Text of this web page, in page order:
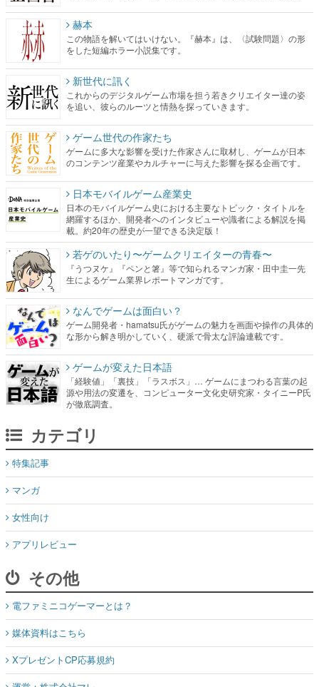
赫本
この物語を解いてはいけない。『赫本』は、〈試験問題〉の形
をした短編ホラー小説集です。
新世代に訊く
これからのデジタルゲーム市場を担う若きクリエイター達の姿
を追い、彼らのルーツと情熱を探っていきます。
ゲーム世代の作家たち
ゲームに多大な影響を受けた作家さんに取材し、ゲームが日本
のコンテンツ産業やカルチャーに与えた影響を探る企画です。
日本モバイルゲーム産業史
日本のモバイルゲーム史における主要なトピック・タイトルを
網羅するほか、開発者へのインタビューや識者による解説を掲
載。約20年の歴史が一望できる決定版！
若ゲのいたり〜ゲームクリエイターの青春〜
『うつヌケ』『ペンと箸』等で知られるマンガ家・田中圭一先
生によるゲーム業界レポートマンガです。
なんでゲームは面白い？
ゲーム開発者・hamatsu氏がゲームの魅力を画面や操作の具体的
な形から解き明かしていく、硬派で骨太な評論連載です。
ゲームが変えた日本語
「経験値」「裏技」「ラスボス」… ゲームにまつわる言葉の起
源や用法の変遷を、コンピューター文化史研究家・タイニーP氏
が徹底調査。
カテゴリ
特集記事
マンガ
女性向け
アプリレビュー
その他
電ファミニコゲーマーとは？
媒体資料はこちら
XプレゼントCP応募規約